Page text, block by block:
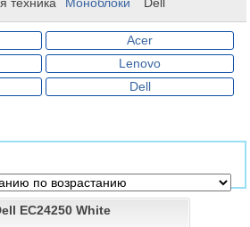
Acer
Lenovo
Dell
EC24250 White